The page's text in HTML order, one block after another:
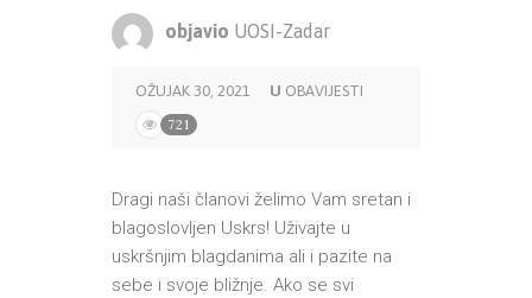
objavio UOSI-Zadar
OŽUJAK 30, 2021 U OBAVIJESTI
721
Dragi naši članovi želimo Vam sretan i
blagoslovljen Uskrs! Uživajte u
uskršnjim blagdanima ali i pazite na
sebe i svoje bližnje. Ako se svi